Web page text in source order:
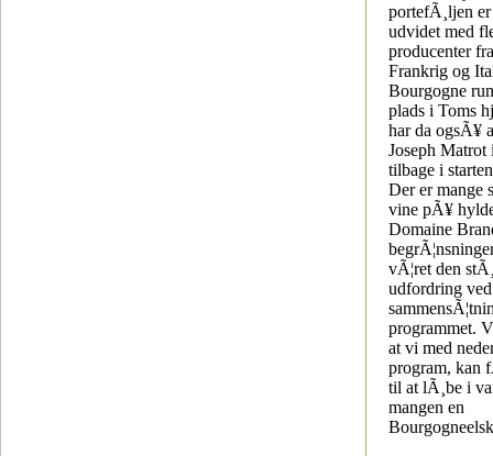
portefÃ¸ljen
udvidet med
producenter
Frankrig og
Bourgogne
plads i Toms
har da ogsÃ¥
Joseph Matrot
tilbage i
Der er mange
vine pÃ¥
Domaine
vÃ¦ret den
udfordring ved
programmet.
at vi med
program, kan
til at lÃ¸be i
mangen en